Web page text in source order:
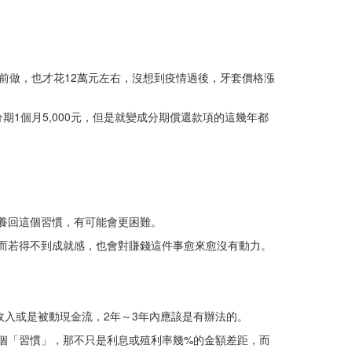
做，也才花12萬元左右，沒想到疫情過後，牙套價格漲
1個月5,000元，但是就變成分期償還款項的這幾年都
這個習慣，有可能會更困難。
得不到成就感，也會對賺錢這件事愈來愈沒有動力。
或是被動現金流，2年～3年內應該是有辦法的。
「習慣」，那不只是利息或殖利率幾%的金額差距，而